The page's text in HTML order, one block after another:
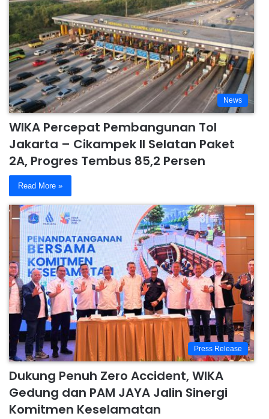
News
WIKA Percepat Pembangunan Tol
Jakarta – Cikampek II Selatan Paket
2A, Progres Tembus 85,2 Persen
Read More »
Press Release
Dukung Penuh Zero Accident, WIKA
Gedung dan PAM JAYA Jalin Sinergi
Komitmen Keselamatan